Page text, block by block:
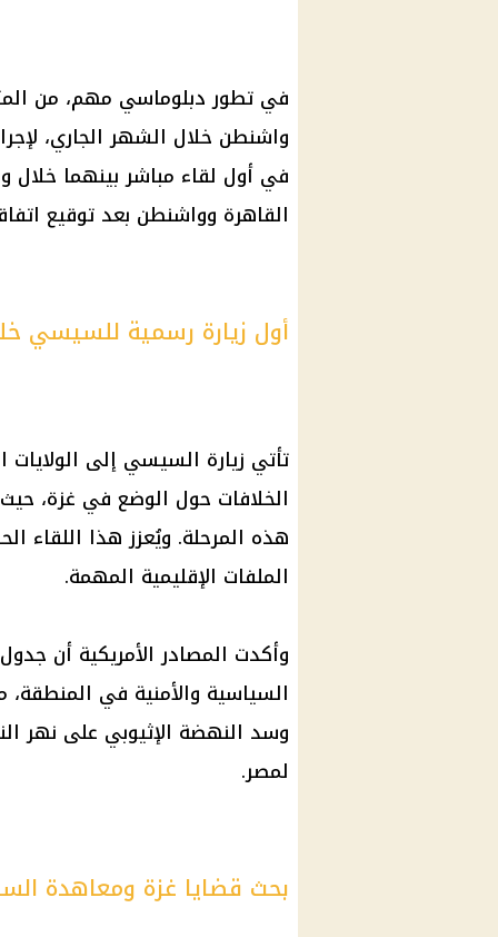
في تطور دبلوماسي مهم، من
واشنطن خلال الشهر الجاري،
في أول لقاء مباشر بينهما خلال
القاهرة وواشنطن بعد توقيع
أول زيارة رسمية للسيسي
تأتي زيارة السيسي إلى الولايات
الخلافات حول الوضع في غزة، حيث
هذه المرحلة. ويُعزز هذا
الملفات الإقليمية المهمة.
وأكدت المصادر الأمريكية أن
السياسية والأمنية في المنطقة،
وسد النهضة الإثيوبي على نهر
لمصر.
بحث قضايا غزة ومعاهدة